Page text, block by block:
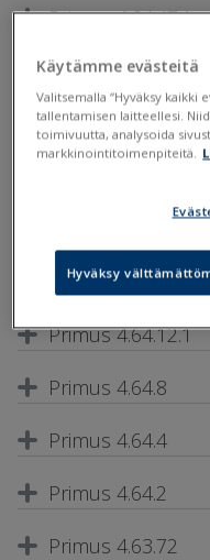
Primus 4.64.47.1
Primus 4.64.45.1
Primus 4.64.30.1
Primus 4.64.19.1
Primus 4.64.12.1
Primus 4.64.8
Primus 4.64.4
Primus 4.64.2
Primus 4.63.72
Käytämme evästeitä
Valitsemalla “Hyväksy kaikki
tallentamisen laitteellesi.
toimivuutta, analysoida
markkinointitoimenpiteitä.
Hyväksy